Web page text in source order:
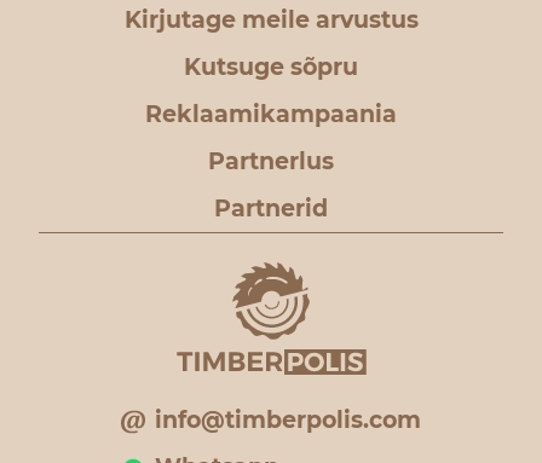
Kirjutage meile arvustus
Kutsuge sõpru
Reklaamikampaania
Partnerlus
Partnerid
info@timberpolis.com